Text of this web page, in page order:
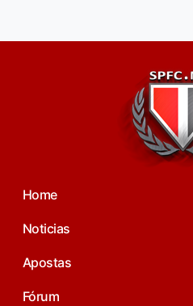
Home
Noticias
Apostas
Fórum